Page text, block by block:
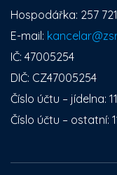
Hospodářka: 257
E-mail:
IČ: 47005254
DIČ: CZ47005254
Číslo účtu – jídelna:
Číslo účtu – ostatní: